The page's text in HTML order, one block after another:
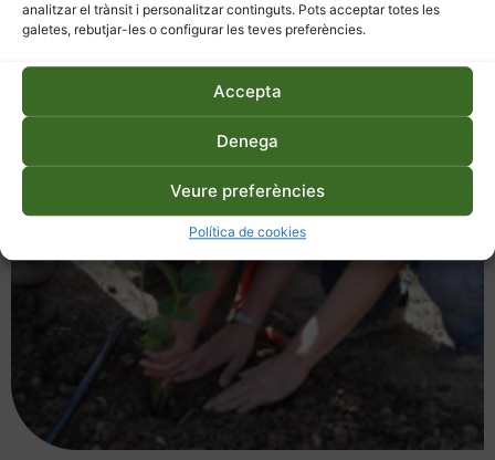
analitzar el trànsit i personalitzar continguts. Pots acceptar totes les
galetes, rebutjar-les o configurar les teves preferències.
Accepta
Denega
Veure preferències
Política de cookies